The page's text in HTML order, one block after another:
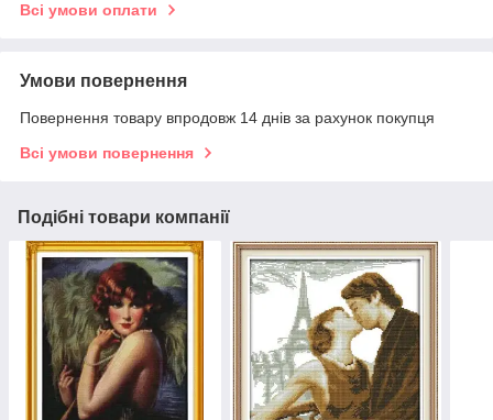
Всі умови оплати
Умови повернення
Повернення товару впродовж 14 днів за рахунок покупця
Всі умови повернення
Подібні товари компанії